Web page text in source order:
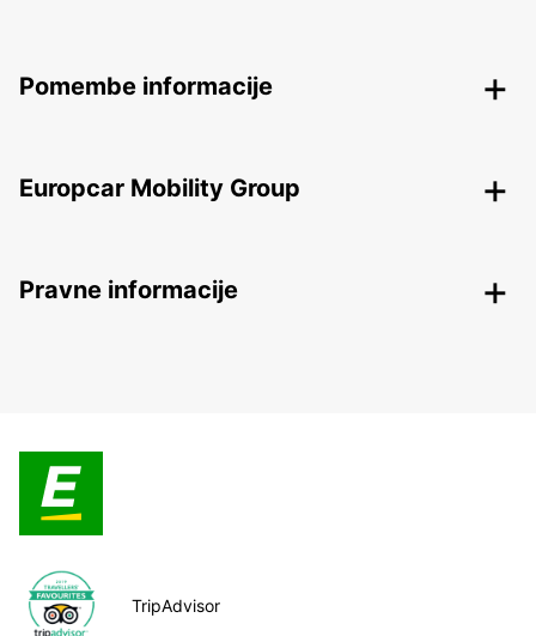
Pomembe informacije
Europcar Mobility Group
Pravne informacije
TripAdvisor